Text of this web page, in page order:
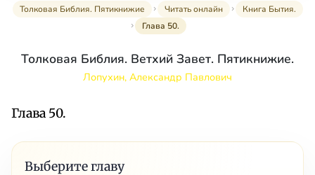
Толковая Библия. Пятикнижие Читать онлайн
Книга Бытия.
Глава 50.
Толковая Библия. Ветхий Завет. Пятикнижие.
Лопухин, Александр Павлович
Глава 50.
Выберите главу